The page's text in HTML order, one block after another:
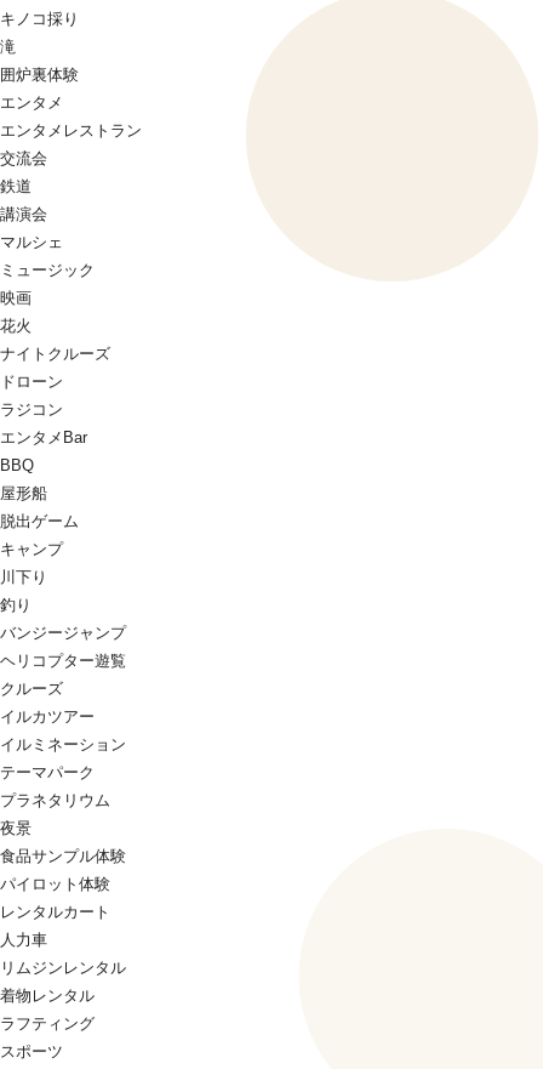
キノコ採り
滝
囲炉裏体験
エンタメ
エンタメレストラン
交流会
鉄道
講演会
マルシェ
ミュージック
映画
花火
ナイトクルーズ
ドローン
ラジコン
エンタメBar
BBQ
屋形船
脱出ゲーム
キャンプ
川下り
釣り
バンジージャンプ
ヘリコプター遊覧
クルーズ
イルカツアー
イルミネーション
テーマパーク
プラネタリウム
夜景
食品サンプル体験
パイロット体験
レンタルカート
人力車
リムジンレンタル
着物レンタル
ラフティング
スポーツ